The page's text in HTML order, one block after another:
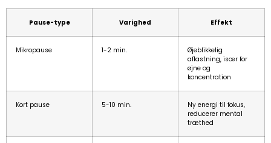
Pause-type Varighed Effekt
Mikropause 1-2 min.
Øjeblikkelig
aflastning, især for
øjne og
koncentration
Kort pause 5-10 min.
Ny energi til fokus,
reducerer mental
træthed